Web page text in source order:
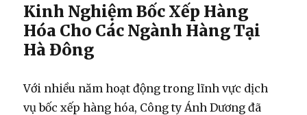
Kinh Nghiệm Bốc Xếp Hàng
Hóa Cho Các Ngành Hàng Tại
Hà Đông
Với nhiều năm hoạt động trong lĩnh vực dịch
vụ bốc xếp hàng hóa, Công ty Ánh Dương đã